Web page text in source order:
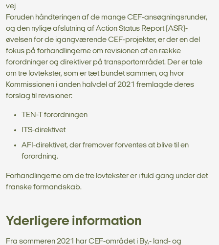
vej
Foruden håndteringen af de mange CEF-ansøgningsrunder,
og den nylige afslutning af Action Status Report (ASR)-
øvelsen for de igangværende CEF-projekter, er der en del
fokus på forhandlingerne om revisionen af en række
forordninger og direktiver på transportområdet. Der er tale
om tre lovtekster, som er tæt bundet sammen, og hvor
Kommissionen i anden halvdel af 2021 fremlagde deres
forslag til revisioner:
TEN-T forordningen
ITS-direktivet
AFI-direktivet, der fremover forventes at blive til en
forordning.
Forhandlingerne om de tre lovtekster er i fuld gang under det
franske formandskab.
Yderligere information
Fra sommeren 2021 har CEF-området i By,- land- og